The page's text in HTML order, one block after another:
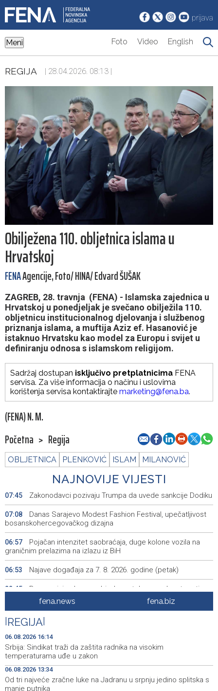
prijava
Meni Foto Video English
REGIJA | 28.04.2026. 08:13 |
Obilježena 110. obljetnica islama u
Hrvatskoj
FENAAgencije, Foto/ HINA/ Edvard ŠUŠAK
ZAGREB, 28. travnja (FENA) - Islamska zajednica u
Hrvatskoj u ponedjeljak je svečano obilježila 110.
obljetnicu institucionalnog djelovanja i službenog
priznanja islama, a muftija Aziz ef. Hasanović je
istaknuo Hrvatsku kao model za Europu i svijet u
definiranju odnosa s islamskom religijom.
Sadržaj dostupan isključivo pretplatnicima FENA
servisa. Za više informacija o načinu i uslovima
korištenja servisa kontaktirajte marketing@fena.ba.
(FENA) N. M.
Početna > Regija
OBLJETNICA PLENKOVIĆ ISLAM MILANOVIĆ
NAJNOVIJE VIJESTI
07:45 Zakonodavci pozivaju Trumpa da uvede sankcije Dodiku
07:08
Danas Sarajevo Modest Fashion Festival, upečatljivost
bosanskohercegovačkog dizajna
06:57
Pojačan intenzitet saobraćaja, duge kolone vozila na
graničnim prelazima na izlazu iz BiH
06:53 Najave događaja za 7. 8. 2026. godine (petak)
22:45
Borac minimalnom pobjedom stekao prednost protiv
21:54
Bacačice kugle Bešlija i Baručija bez plasmana u finale
juniorskog SP-a
20:36
Počeo memorijalni turnir 'Streetball Tomislavgrad 2026.
Branimir Mašić Bani'
20:26
Na Vilsonovom šetalištu u Sarajevu predstavljeno 50
luksuznih i sportskih automobila
fena.news fena.biz
REGIJA
06.08.2026 16:14
Srbija: Sindikat traži da zaštita radnika na visokim
temperaturama uđe u zakon
06.08.2026 13:34
Od tri najveće zračne luke na Jadranu u srpnju jedino splitska s
manje putnika